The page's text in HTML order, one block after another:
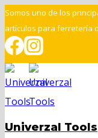
Saltar
al
contenido
Somos uno de los
artículos para ferretería
Univerzal Tools